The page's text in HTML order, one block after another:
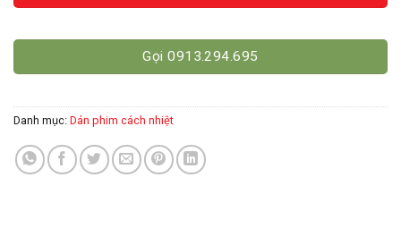
Gọi 0913.294.695
Danh mục: Dán phim cách nhiệt